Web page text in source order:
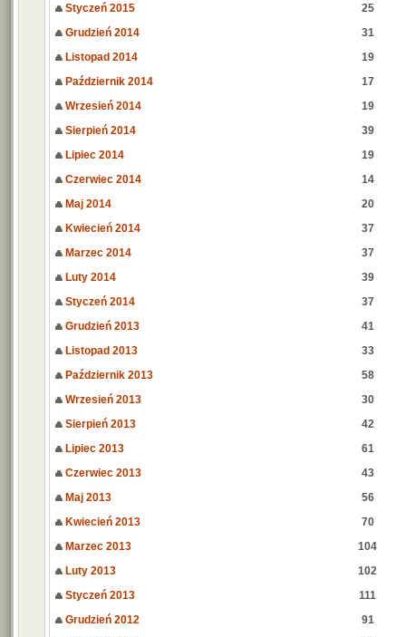
Styczeń 2015
25
Grudzień 2014
31
Listopad 2014
19
Październik 2014
17
Wrzesień 2014
19
Sierpień 2014
39
Lipiec 2014
19
Czerwiec 2014
14
Maj 2014
20
Kwiecień 2014
37
Marzec 2014
37
Luty 2014
39
Styczeń 2014
37
Grudzień 2013
41
Listopad 2013
33
Październik 2013
58
Wrzesień 2013
30
Sierpień 2013
42
Lipiec 2013
61
Czerwiec 2013
43
Maj 2013
56
Kwiecień 2013
70
Marzec 2013
104
Luty 2013
102
Styczeń 2013
111
Grudzień 2012
91